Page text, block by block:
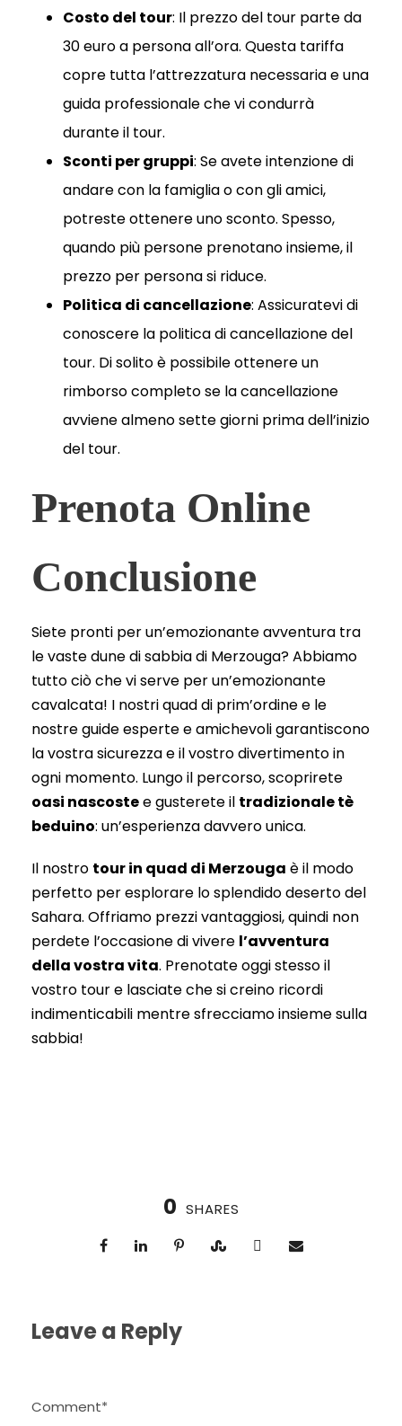
Costo del tour: Il prezzo del tour parte da
30 euro a persona all’ora. Questa tariffa
copre tutta l’attrezzatura necessaria e una
guida professionale che vi condurrà
durante il tour.
Sconti per gruppi: Se avete intenzione di
andare con la famiglia o con gli amici,
potreste ottenere uno sconto. Spesso,
quando più persone prenotano insieme, il
prezzo per persona si riduce.
Politica di cancellazione: Assicuratevi di
conoscere la politica di cancellazione del
tour. Di solito è possibile ottenere un
rimborso completo se la cancellazione
avviene almeno sette giorni prima dell’inizio
del tour.
Prenota Online
Conclusione
Siete pronti per un’emozionante avventura tra
le vaste dune di sabbia di Merzouga? Abbiamo
tutto ciò che vi serve per un’emozionante
cavalcata! I nostri quad di prim’ordine e le
nostre guide esperte e amichevoli garantiscono
la vostra sicurezza e il vostro divertimento in
ogni momento. Lungo il percorso, scoprirete
oasi nascostee gusterete il tradizionale tè
beduino: un’esperienza davvero unica.
Il nostro tour in quad di Merzouga è il modo
perfetto per esplorare lo splendido deserto del
Sahara. Offriamo prezzi vantaggiosi, quindi non
perdete l’occasione di vivere l’avventura
della vostra vita. Prenotate oggi stesso il
vostro tour e lasciate che si creino ricordi
indimenticabili mentre sfrecciamo insieme sulla
sabbia!
0 SHARES
Leave a Reply